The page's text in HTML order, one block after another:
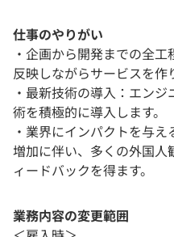
仕事のやりがい
・企画から開発までの全
反映しながらサービスを作
・最新技術の導入：エン
術を積極的に導入します。
・業界にインパクトを与
増加に伴い、多くの外国人
ィードバックを得ます。
業務内容の変更範囲